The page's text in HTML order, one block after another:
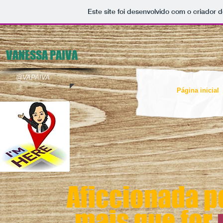
Este site foi desenvolvido com o criador
VANESSA PAIVA
@VAPAIVA
Aficcionada
Página inicial